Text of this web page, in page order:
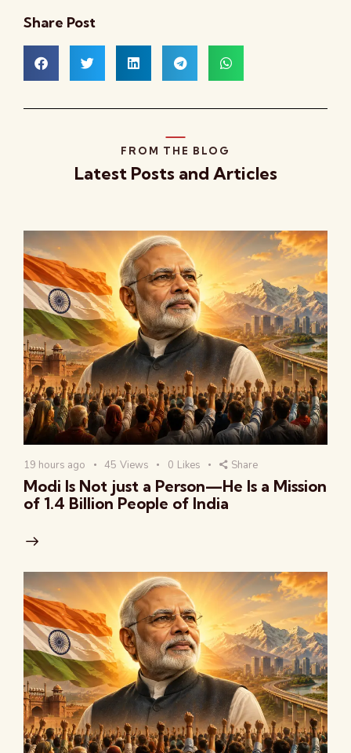
Share Post
FROM THE BLOG
Latest Posts and Articles
19 hours ago 45 Views 0 Likes Share
Modi Is Not just a Person—He Is a Mission
of 1.4 Billion People of India